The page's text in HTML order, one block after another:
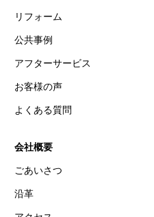
リフォーム
公共事例
アフターサービス
お客様の声
よくある質問
会社概要
ごあいさつ
沿革